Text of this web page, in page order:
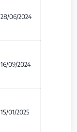
28/06/2024
16/09/2024
15/01/2025